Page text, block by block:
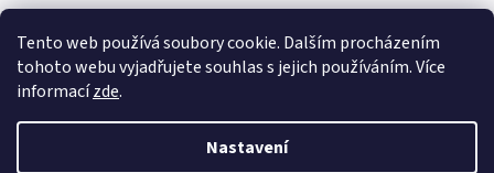
Tento web používá soubory cookie. Dalším procházením
tohoto webu vyjadřujete souhlas s jejich používáním. Více
informacízde.
Nastavení
Vytvořil Shoptet